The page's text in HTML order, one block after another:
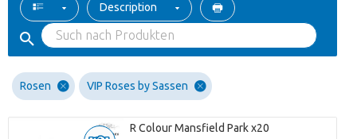
Description
Rosen VIP Roses by Sassen
R Colour Mansfield Park x20